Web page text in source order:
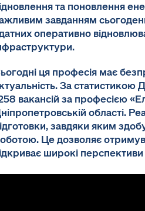
та поновлення
завданням
оперативно
ця професія має
За статистикою
вакансій за професією
області.
завдяки яким
Це дозволяє
широкі